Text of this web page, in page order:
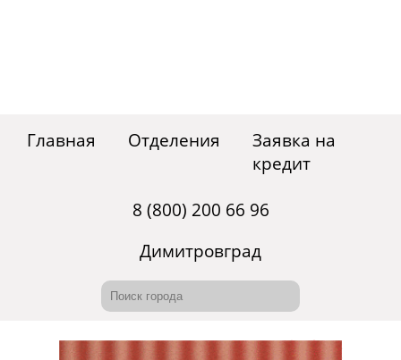
Главная Отделения
Заявка на
кредит
8 (800) 200 66 96
Димитровград